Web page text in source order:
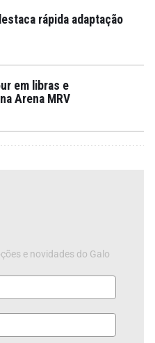
rápida adaptação
em libras e
Arena MRV
e novidades do Galo